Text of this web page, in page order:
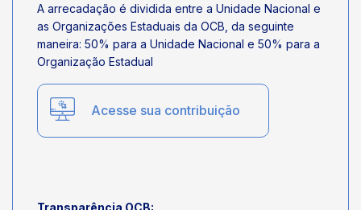
A arrecadação é dividida entre a Unidade Nacional e
as Organizações Estaduais da OCB, da seguinte
maneira: 50% para a Unidade Nacional e 50% para a
Organização Estadual
Acesse sua contribuição
Transparência OCB: